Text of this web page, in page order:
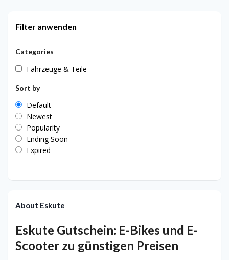
Filter anwenden
Categories
Fahrzeuge & Teile
Sort by
Default
Newest
Popularity
Ending Soon
Expired
About Eskute
Eskute Gutschein: E-Bikes und E-
Scooter zu günstigen Preisen